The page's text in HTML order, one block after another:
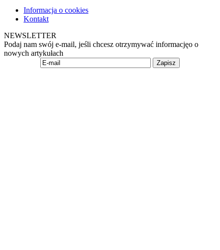
Informacja o cookies
Kontakt
NEWSLETTER
Podaj nam swój e-mail, jeśli chcesz otrzymywać informacjęo o
nowych artykułach
Zapisz